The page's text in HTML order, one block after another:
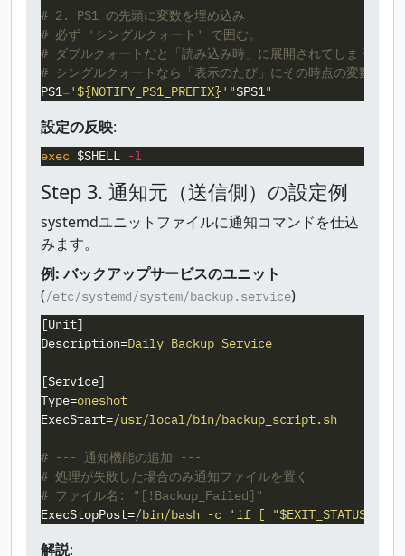
# 2. PS1 の先頭に変数を埋め込み
# 必ず 'シングルクォート' で囲む。
# ダブルクォートだと「読み込み時」に展開されてしまうが、
# シングルクォートなら「表示のたび」にその時点の変数が参
PS1='${NOTIFY_PS1_PREFIX}' "$PS1"
設定の反映:
exec $SHELL -l
Step 3. 通知元（送信側）の設定例
systemdユニットファイルに通知コマンドを仕込
みます。
例: バックアップサービスのユニット
(/etc/systemd/system/backup.service)
[Unit]
Description=Daily Backup Service
[Service]
Type=oneshot
ExecStart=/usr/local/bin/backup_script.sh
# --- 通知機能の追加 ---
# 処理が失敗した場合のみ通知ファイルを置く
ExecStopPost=/bin/bash -c 'if [ "$EXIT_STATUS"
解説: